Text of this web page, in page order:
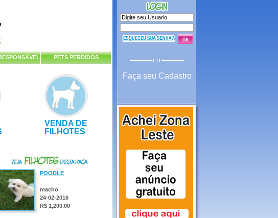
PETS PERDIDOS
VENDA DE
FILHOTES
POODLE
macho
24-02-2016
R$ 1,200.00
Faça seu Cadastro